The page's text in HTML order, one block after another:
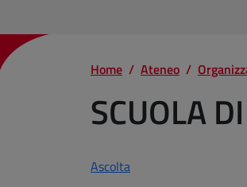
Home Ateneo
SCUOLA
Ascolta